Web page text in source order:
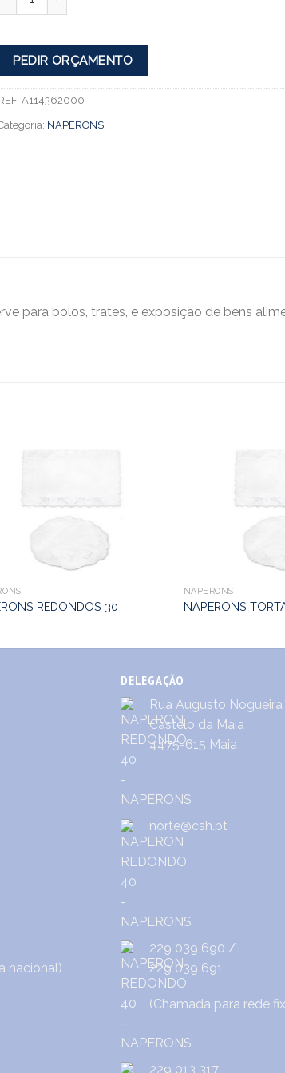
PEDIR ORÇAMENTO
A114362000
NAPERONS
para bolos, trates, e exposição de bens
REDONDOS 30
NAPERONS
NAPERONS
nacional)
DELEGAÇÃO
Rua Augusto
Castêlo da Maia
4475-615 Maia
norte@csh.pt
229 039 690 /
229 039 691
(Chamada para rede
229 013 317